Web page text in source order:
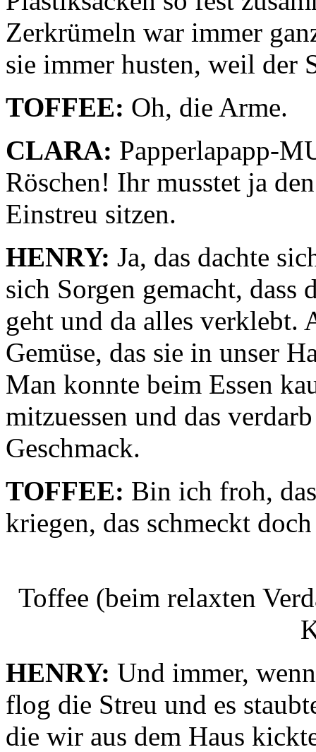
Zerkrümeln war immer
sie immer husten, weil der
TOFFEE: Oh, die Arme.
CLARA: Papperlapapp-
Röschen! Ihr musstet ja
Einstreu sitzen.
HENRY: Ja, das dachte
sich Sorgen gemacht, dass
geht und da alles verklebt.
Gemüse, das sie in unser
Man konnte beim Essen
mitzuessen und das
Geschmack.
TOFFEE: Bin ich froh,
kriegen, das schmeckt
Toffee (beim relaxten
HENRY: Und immer,
flog die Streu und es
die wir aus dem Haus